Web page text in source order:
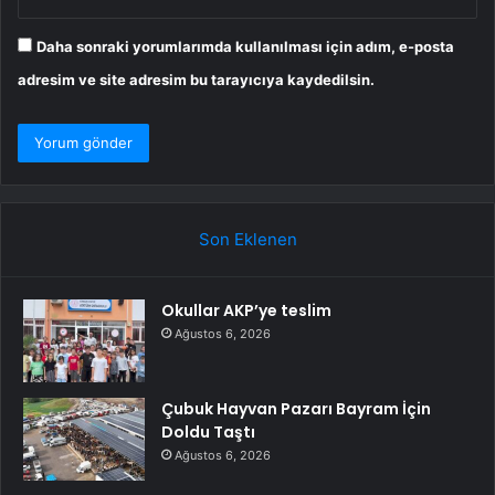
Daha sonraki yorumlarımda kullanılması için adım, e-posta
adresim ve site adresim bu tarayıcıya kaydedilsin.
Son Eklenen
Okullar AKP’ye teslim
Ağustos 6, 2026
Çubuk Hayvan Pazarı Bayram İçin
Doldu Taştı
Ağustos 6, 2026